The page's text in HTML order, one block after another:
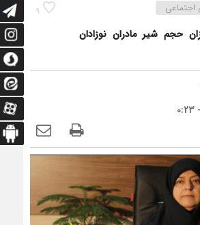
9
حجم شیر مادران نوزادان